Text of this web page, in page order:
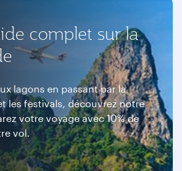
complet sur la
lagons en passant par la
les festivals, découvrez notre
votre voyage avec 10% de
vol.